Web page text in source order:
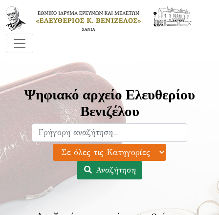
Ψηφιακό αρχείο Ελευθερίου
Βενιζέλου
Αναζήτηση